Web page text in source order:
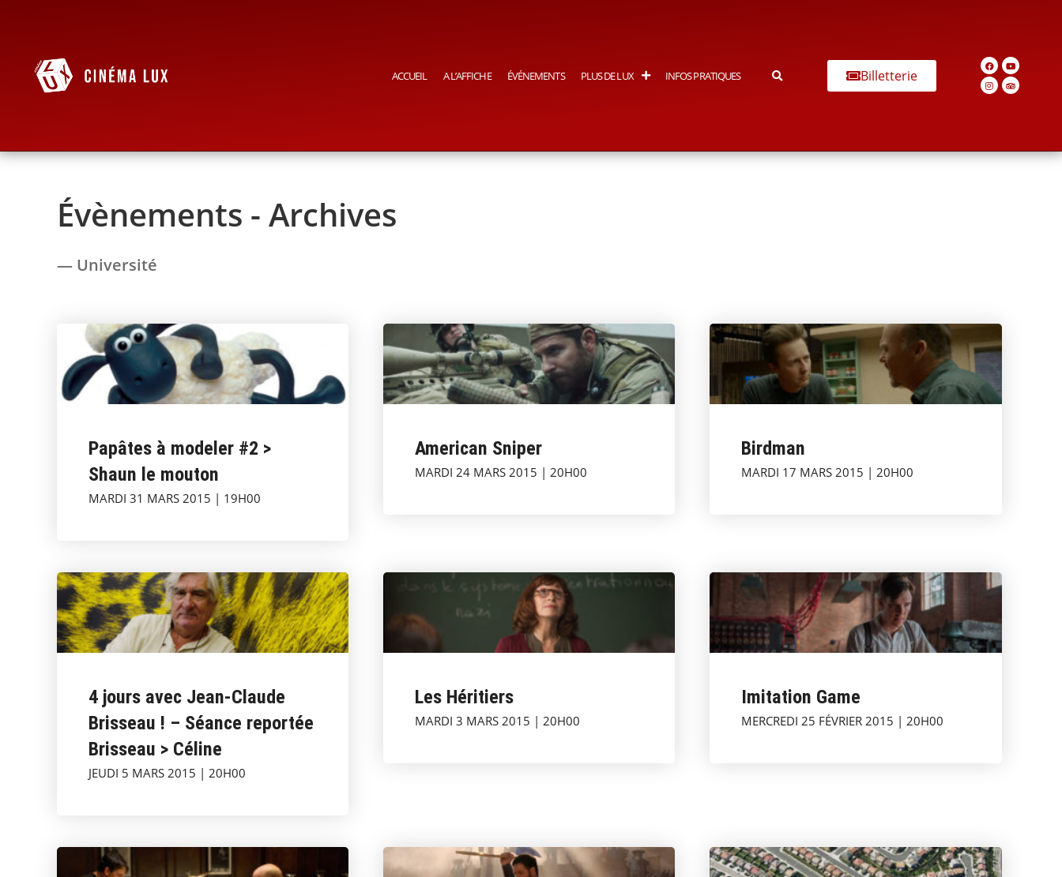
ACCUEIL A L’AFFICHE ÉVÉNEMENTS PLUS DE LUX INFOS PRATIQUES Billetterie
Évènements - Archives
— Université
Papâtes à modeler #2 >
Shaun le mouton
MARDI 31 MARS 2015 | 19H00
American Sniper
MARDI 24 MARS 2015 | 20H00
Birdman
MARDI 17 MARS 2015 | 20H00
4 jours avec Jean-Claude
Brisseau ! – Séance reportée
Brisseau > Céline
JEUDI 5 MARS 2015 | 20H00
Les Héritiers
MARDI 3 MARS 2015 | 20H00
Imitation Game
MERCREDI 25 FÉVRIER 2015 | 20H00